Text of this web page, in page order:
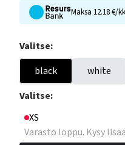
Maksa 12.18 €/
Valitse:
black
white
Valitse:
XS
Varasto loppu. Kysy